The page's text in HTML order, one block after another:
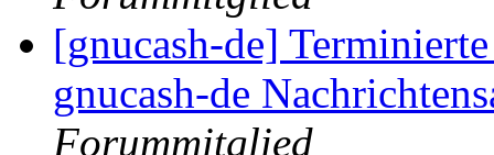
[gnucash-de]
gnucash-de
Forummitglied